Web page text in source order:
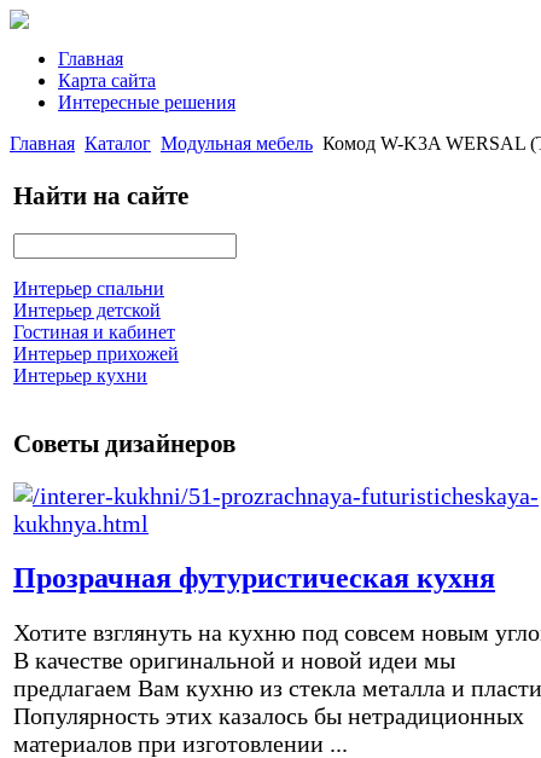
Главная
Карта сайта
Интересные решения
Главная Каталог Модульная мебель Комод W-K3A WERSAL
Найти на сайте
Интерьер спальни
Интерьер детской
Гостиная и кабинет
Интерьер прихожей
Интерьер кухни
Советы дизайнеров
Прозрачная футуристическая кухня
Хотите взглянуть на кухню под совсем новым
В качестве оригинальной и новой идеи мы
предлагаем Вам кухню из стекла металла и
Популярность этих казалось бы нетрадиционных
материалов при изготовлении ...